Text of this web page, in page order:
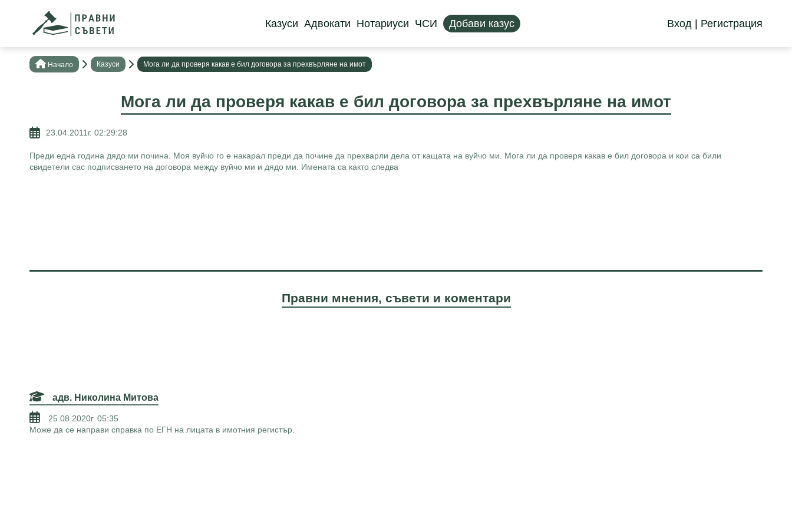
Казуси Адвокати Нотариуси ЧСИ Добави казус Вход | Регистрация
Нaчало Казуси Мога ли да проверя какав е бил договора за прехвърляне на имот
Мога ли да проверя какав е бил договора за прехвърляне на имот
23.04.2011г. 02:29:28
Преди една година дядо ми почина. Моя вуйчо го е накарал преди да почине да прехварли дела от кащата на вуйчо ми. Мога ли да проверя какав е бил договора и кои са били
свидетели сас подписването на договора между вуйчо ми и дядо ми. Имената са както следва
Правни мнения, съвети и коментари
адв. Николина Митова
25.08.2020г. 05:35
Може да се направи справка по ЕГН на лицата в имотния регистър.